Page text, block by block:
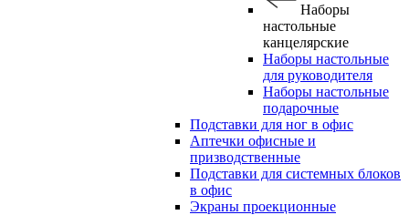
Наборы
настольные
канцелярские
Наборы настольные
для руководителя
Наборы настольные
подарочные
Подставки для ног в офис
Аптечки офисные и
призводственные
Подставки для системных блоков
в офис
Экраны проекционные